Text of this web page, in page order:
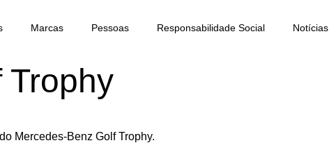
Marcas Pessoas Responsabilidade Social Notícias
Trophy
Mercedes-Benz Golf Trophy.